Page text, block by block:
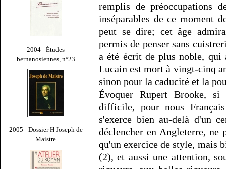
2004 - Études
bernanosiennes, n°23
2005 - Dossier H Joseph de
Maistre
remplis de préoccupations
inséparables de ce moment
peut se dire; cet âge
permis de penser sans
a été écrit de plus noble, qui
Lucain est mort à vingt-cinq
sinon pour la caducité et la
Évoquer Rupert Brooke,
difficile, pour nous
s'exerce bien au-delà d'un
déclencher en Angleterre, ne
qu'un exercice de style, mais
(2), et aussi une attention,